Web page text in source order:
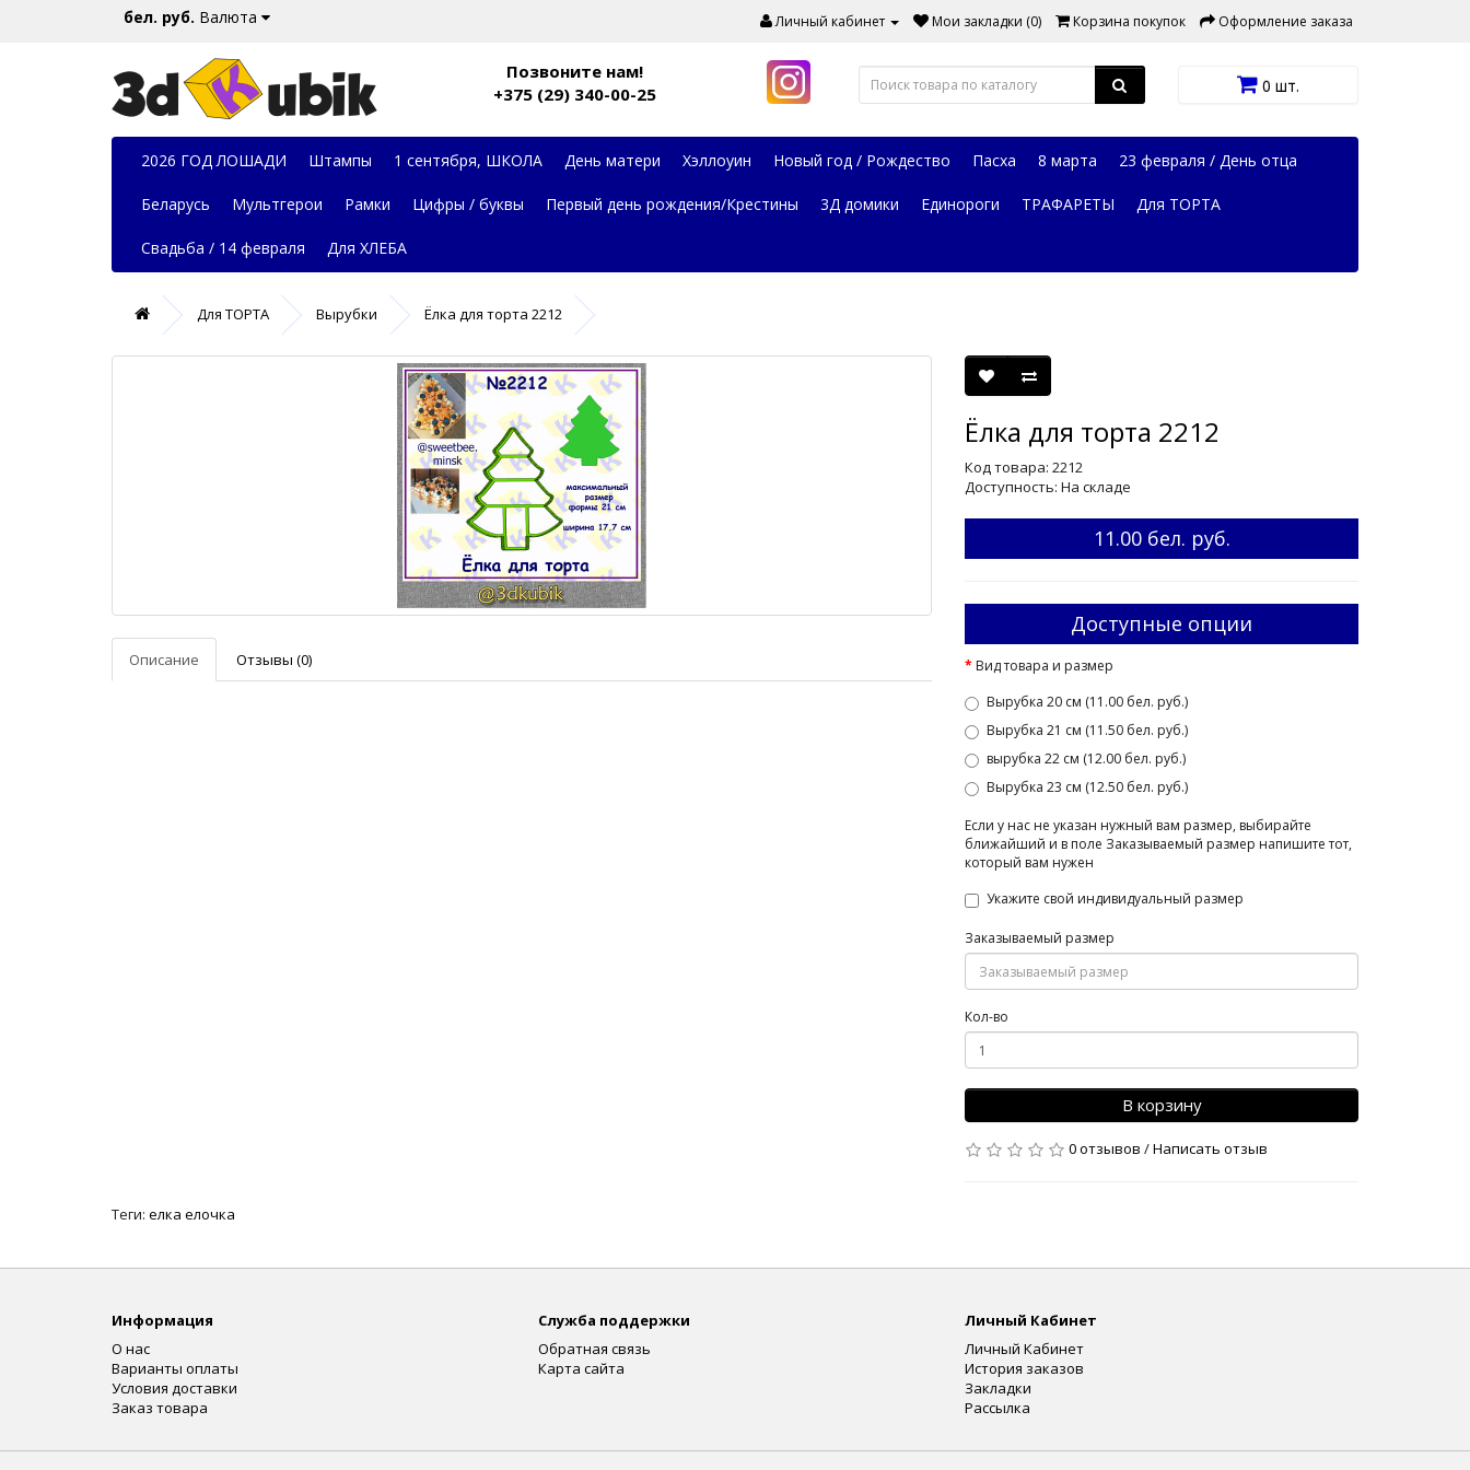
бел. руб. Валюта Личный кабинет Мои закладки (0) Корзина покупок Оформление заказа
Позвоните нам!
+375 (29) 340-00-25
0 шт.
2026 ГОД ЛОШАДИ Штампы 1 сентября, ШКОЛА День матери Хэллоуин Новый год / Рождество Пасха 8 марта 23 февраля / День отца
Беларусь Мультгерои Рамки Цифры / буквы Первый день рождения/Крестины 3Д домики Единороги ТРАФАРЕТЫ Для ТОРТА
Свадьба / 14 февраля Для ХЛЕБА
Для ТОРТА Вырубки Ёлка для торта 2212
Описание Отзывы (0)
Ёлка для торта 2212
Код товара: 2212
Доступность: На складе
11.00 бел. руб.
Доступные опции
Вид товара и размер
Вырубка 20 см (11.00 бел. руб.)
Вырубка 21 см (11.50 бел. руб.)
вырубка 22 см (12.00 бел. руб.)
Вырубка 23 см (12.50 бел. руб.)
Если у нас не указан нужный вам размер, выбирайте
ближайший и в поле Заказываемый размер напишите тот,
который вам нужен
Укажите свой индивидуальный размер
Заказываемый размер
Кол-во
В корзину
0 отзывов /Написать отзыв
Теги: елка елочка
Информация
О нас
Варианты оплаты
Условия доставки
Заказ товара
Служба поддержки
Обратная связь
Карта сайта
Личный Кабинет
Личный Кабинет
История заказов
Закладки
Рассылка